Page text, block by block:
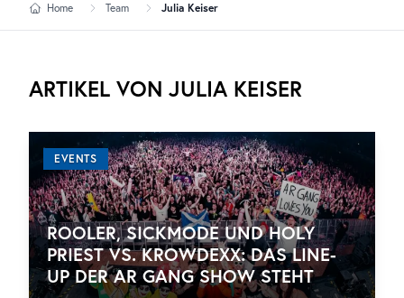
Home Team Julia Keiser
ARTIKEL VON JULIA KEISER
EVENTS
ROOLER, SICKMODE UND HOLY
PRIEST VS. KROWDEXX: DAS LINE-
UP DER AR GANG SHOW STEHT